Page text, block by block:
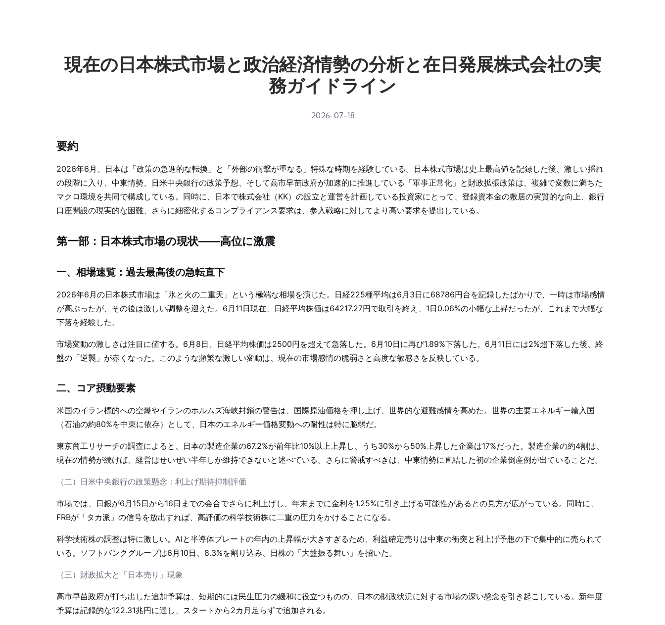
現在の日本株式市場と政治経済情勢の分析と在日発展株式会社の実
務ガイドライン
2026-07-18
要約
2026年6月、日本は「政策の急進的な転換」と「外部の衝撃が重なる」特殊な時期を経験している。日本株式市場は史上最高値を記録した後、激しい揺れ
の段階に入り、中東情勢、日米中央銀行の政策予想、そして高市早苗政府が加速的に推進している「軍事正常化」と財政拡張政策は、複雑で変数に満ちた
マクロ環境を共同で構成している。同時に、日本で株式会社（KK）の設立と運営を計画している投資家にとって、登録資本金の敷居の実質的な向上、銀行
口座開設の現実的な困難、さらに細密化するコンプライアンス要求は、参入戦略に対してより高い要求を提出している。
第一部：日本株式市場の現状――高位に激震
一、相場速覧：過去最高後の急転直下
2026年6月の日本株式市場は「氷と火の二重天」という極端な相場を演じた。日経225種平均は6月3日に68786円台を記録したばかりで、一時は市場感情
が高ぶったが、その後は激しい調整を迎えた。6月11日現在、日経平均株価は64217.27円で取引を終え、1日0.06%の小幅な上昇だったが、これまで大幅な
下落を経験した。
市場変動の激しさは注目に値する。6月8日、日経平均株価は2500円を超えて急落した。6月10日に再び1.89%下落した。6月11日には2%超下落した後、終
盤の「逆襲」が赤くなった。このような頻繁な激しい変動は、現在の市場感情の脆弱さと高度な敏感さを反映している。
二、コア摂動要素
米国のイラン標的への空爆やイランのホルムズ海峡封鎖の警告は、国際原油価格を押し上げ、世界的な避難感情を高めた。世界の主要エネルギー輸入国
（石油の約80%を中東に依存）として、日本のエネルギー価格変動への耐性は特に脆弱だ。
東京商工リサーチの調査によると、日本の製造企業の67.2%が前年比10%以上上昇し、うち30%から50%上昇した企業は17%だった。製造企業の約4割は、
現在の情勢が続けば、経営はせいぜい半年しか維持できないと述べている。さらに警戒すべきは、中東情勢に直結した初の企業倒産例が出ていることだ。
（二）日米中央銀行の政策懸念：利上げ期待抑制評価
市場では、日銀が6月15日から16日までの会合でさらに利上げし、年末までに金利を1.25%に引き上げる可能性があるとの見方が広がっている。同時に、
FRBが「タカ派」の信号を放出すれば、高評価の科学技術株に二重の圧力をかけることになる。
科学技術株の調整は特に激しい。AIと半導体プレートの年内の上昇幅が大きすぎるため、利益確定売りは中東の衝突と利上げ予想の下で集中的に売られて
いる。ソフトバンクグループは6月10日、8.3%を割り込み、日株の「大盤振る舞い」を招いた。
（三）財政拡大と「日本売り」現象
高市早苗政府が打ち出した追加予算は、短期的には民生圧力の緩和に役立つものの、日本の財政状況に対する市場の深い懸念を引き起こしている。新年度
予算は記録的な122.31兆円に達し、スタートから2カ月足らずで追加される。